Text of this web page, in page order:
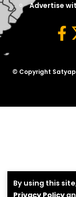
By using this
Privacy Policy
Advertise
© Copyright